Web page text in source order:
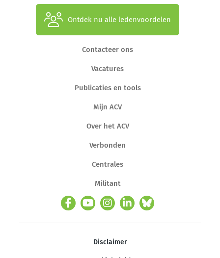
Ontdek nu alle ledenvoordelen
Contacteer ons
Vacatures
Publicaties en tools
Mijn ACV
Over het ACV
Verbonden
Centrales
Militant
Disclaimer